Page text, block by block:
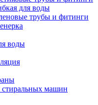
для воды
трубы и фитинги
воды
машин